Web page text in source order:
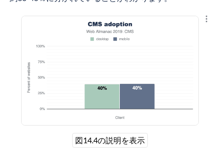
結
図14.4の説明を表示